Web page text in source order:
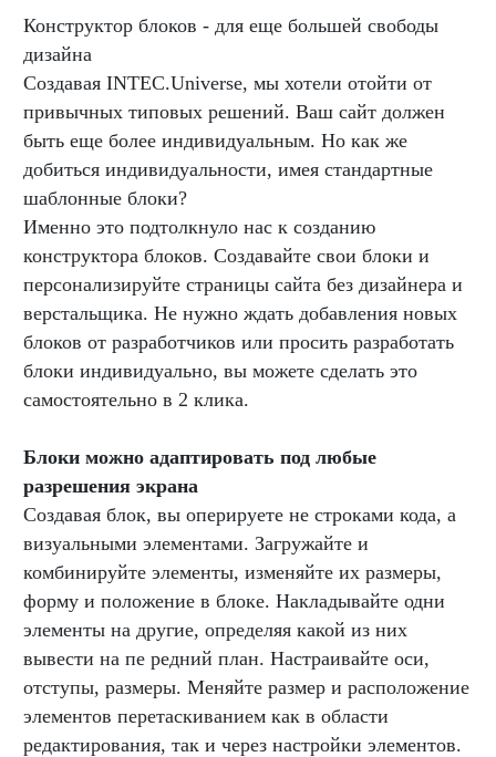
Конструктор блоков - для еще большей свободы
дизайна
Создавая INTEC.Universe, мы хотели отойти от
привычных типовых решений. Ваш сайт должен
быть еще более индивидуальным. Но как же
добиться индивидуальности, имея стандартные
шаблонные блоки?
Именно это подтолкнуло нас к созданию
конструктора блоков. Создавайте свои блоки и
персонализируйте страницы сайта без дизайнера и
верстальщика. Не нужно ждать добавления новых
блоков от разработчиков или просить разработать
блоки индивидуально, вы можете сделать это
самостоятельно в 2 клика.
Блоки можно адаптировать под любые
разрешения экрана
Создавая блок, вы оперируете не строками кода, а
визуальными элементами. Загружайте и
комбинируйте элементы, изменяйте их размеры,
форму и положение в блоке. Накладывайте одни
элементы на другие, определяя какой из них
вывести на пе редний план. Настраивайте оси,
отступы, размеры. Меняйте размер и расположение
элементов перетаскиванием как в области
редактирования, так и через настройки элементов.